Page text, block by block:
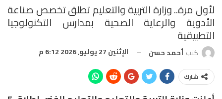
لأول مرة.. وزارة التربية والتعليم تطلق تخصص صناعة
الأدوية والرعاية الصحية بمدارس التكنولوجيا
التطبيقية
كتب أحمد حسن الإثنين 27 يوليو, 2026 6:12 م
شارك